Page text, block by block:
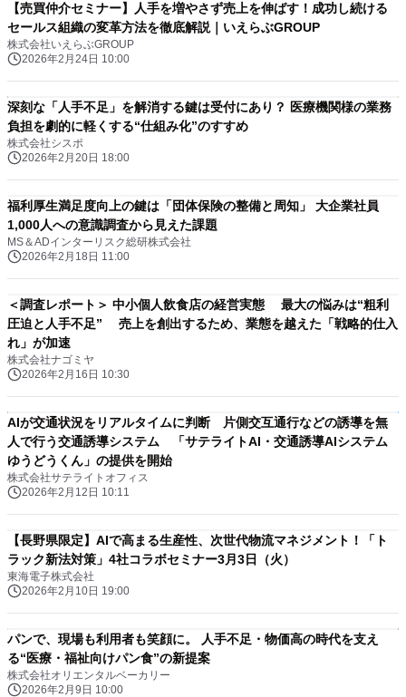
【売買仲介セミナー】人手を増やさず売上を伸ばす！成功し続ける
セールス組織の変革方法を徹底解説｜いえらぶGROUP
株式会社いえらぶGROUP
2026年2月24日 10:00
深刻な「人手不足」を解消する鍵は受付にあり？ 医療機関様の業務
負担を劇的に軽くする“仕組み化”のすすめ
株式会社シスポ
2026年2月20日 18:00
福利厚生満足度向上の鍵は「団体保険の整備と周知」 大企業社員
1,000人への意識調査から見えた課題
MS＆ADインターリスク総研株式会社
2026年2月18日 11:00
＜調査レポート＞ 中小個人飲食店の経営実態 最大の悩みは“粗利
圧迫と人手不足” 売上を創出するため、業態を越えた「戦略的仕入
れ」が加速
株式会社ナゴミヤ
2026年2月16日 10:30
AIが交通状況をリアルタイムに判断 片側交互通行などの誘導を無
人で行う交通誘導システム 「サテライトAI・交通誘導AIシステム
ゆうどうくん」の提供を開始
株式会社サテライトオフィス
2026年2月12日 10:11
【長野県限定】AIで高まる生産性、次世代物流マネジメント！「ト
ラック新法対策」4社コラボセミナー3月3日（火）
東海電子株式会社
2026年2月10日 19:00
パンで、現場も利用者も笑顔に。 人手不足・物価高の時代を支え
る“医療・福祉向けパン食”の新提案
株式会社オリエンタルベーカリー
2026年2月9日 10:00